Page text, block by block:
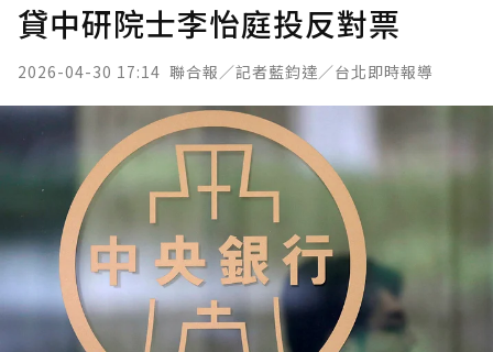
貸中研院士李怡庭投反對票
2026-04-30 17:14 聯合報／記者藍鈞達／台北即時報導